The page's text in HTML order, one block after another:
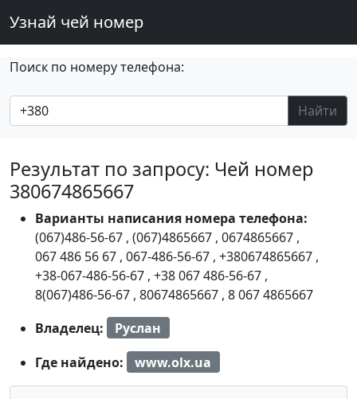
Узнай чей номер
Поиск по номеру телефона:
Найти
Результат по запросу: Чей номер
380674865667
Варианты написания номера телефона:
(067)486-56-67 , (067)4865667 , 0674865667 ,
067 486 56 67 , 067-486-56-67 , +380674865667 ,
+38-067-486-56-67 , +38 067 486-56-67 ,
8(067)486-56-67 , 80674865667 , 8 067 4865667
Владелец:
Руслан
Где найдено:
www.olx.ua